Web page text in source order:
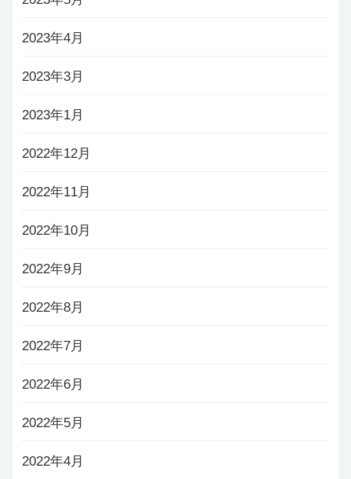
2023年4月
2023年3月
2023年1月
2022年12月
2022年11月
2022年10月
2022年9月
2022年8月
2022年7月
2022年6月
2022年5月
2022年4月